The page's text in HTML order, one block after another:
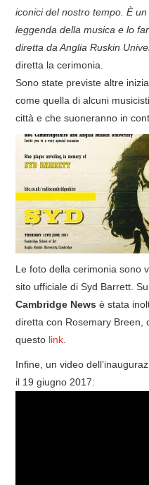
iconici del nostro tempo. È
leggenda della musica e lo
diretta da Anglia Ruskin
diretta la cerimonia.
Sono state previste altre
come quella di alcuni
città e che suoneranno in
Le foto della cerimonia sono
sito ufficiale di Syd Barrett.
Cambridge News è stata
diretta con Rosemary Breen,
questo link
Infine, un video
il 19 giugno 2017: